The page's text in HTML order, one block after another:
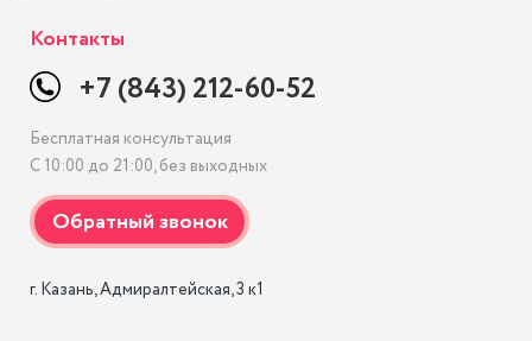
Контакты
+7 (843) 212-60-52
Бесплатная консультация
С 10:00 до 21:00, без выходных
г. Казань, Адмиралтейская, 3 к1